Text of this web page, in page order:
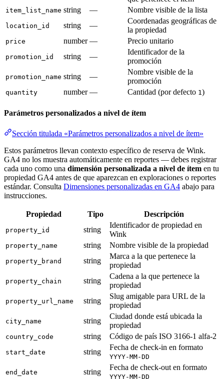
item_list_name string — Nombre visible de la lista
location_id string —
Coordenadas geográficas de
la propiedad
price number — Precio unitario
promotion_id string —
Identificador de la
promoción
promotion_name string —
Nombre visible de la
promoción
quantity number — Cantidad (por defecto 1 )
Parámetros personalizados a nivel de ítem
Sección titulada «Parámetros personalizados a nivel de ítem»
Estos parámetros llevan contexto específico de reserva de Wink.
GA4 no los muestra automáticamente en reportes — debes registrar
cada uno como una dimensión personalizada a nivel de ítem en tu
propiedad GA4 antes de que aparezcan en exploraciones o reportes
estándar. Consulta Dimensiones personalizadas en GA4 abajo para
instrucciones.
Propiedad Tipo Descripción
property_id string
Identificador de propiedad en
Wink
property_name string Nombre visible de la propiedad
property_brand string
Marca a la que pertenece la
propiedad
property_chain string
Cadena a la que pertenece la
propiedad
property_url_name string
Slug amigable para URL de la
propiedad
city_name string
Ciudad donde está ubicada la
propiedad
country_code string Código de país ISO 3166-1 alfa-2
start_date string
Fecha de check-in en formato
YYYY-MM-DD
end_date string
Fecha de check-out en formato
YYYY-MM-DD